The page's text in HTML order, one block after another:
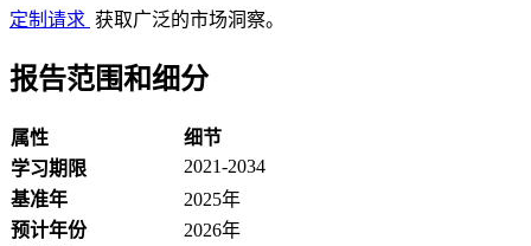
定制请求 获取广泛的市场洞察。
报告范围和细分
属性
细节
学习期限
2021-2034
基准年
2025年
预计年份
2026年